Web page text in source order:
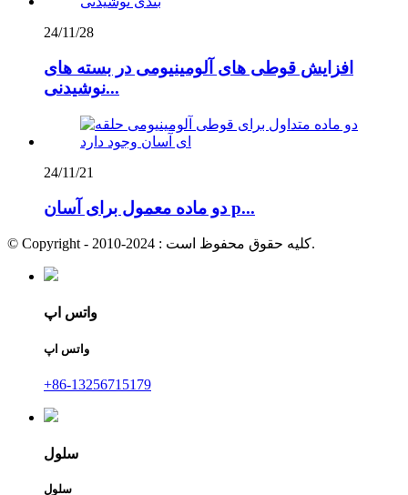
24/11/28
افزایش قوطی های آلومینیومی در بسته های
نوشیدنی...
24/11/21
دو ماده معمول برای آسان p...
© Copyright - 2010-2024 : کلیه حقوق محفوظ است.
واتس اپ
واتس اپ
+86-13256715179
سلول
سلول